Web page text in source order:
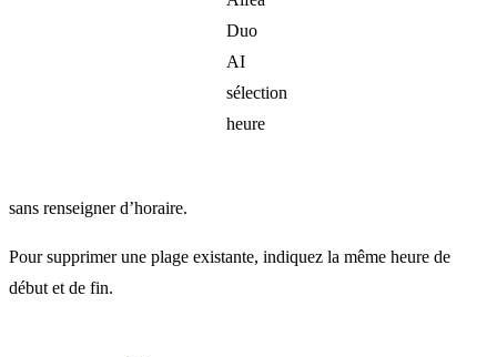
sans renseigner d’horaire.
Pour supprimer une plage existante, indiquez la même heure de
début et de fin.